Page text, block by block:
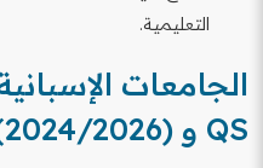
التعليمية.
الجامعات
QS و The (2024/2026)